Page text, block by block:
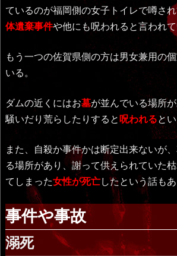
ているのが福岡側の女子トイレで噂され
体遺棄事件や他にも呪われると言われ
もう一つの佐賀県側の方は男女兼用の
いる。
ダムの近くにはお墓が並んでいる場所
騒いだり荒らしたりすると 呪われると
また、自殺か事件かは断定出来ないが
る場所があり、謝って供えられていた
てしまった女性が死亡したという話もあ
事件や事故
溺死